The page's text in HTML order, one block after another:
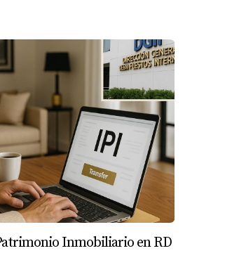
visto como aceptable en
o bien gestionada.
Inmobiliario en RD